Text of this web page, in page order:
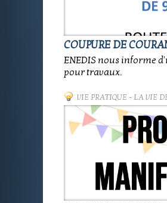
COUPURE DE
ENEDIS nous informe
pour travaux.
VIE PRATIQUE- LA VIE